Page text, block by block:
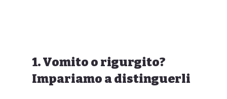
1. Vomito o rigurgito?
Impariamo a distinguerli